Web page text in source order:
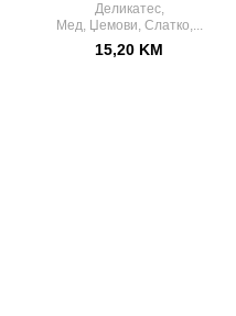
Деликатес,
Мед, Џемови, Слатко,...
15,20 KM